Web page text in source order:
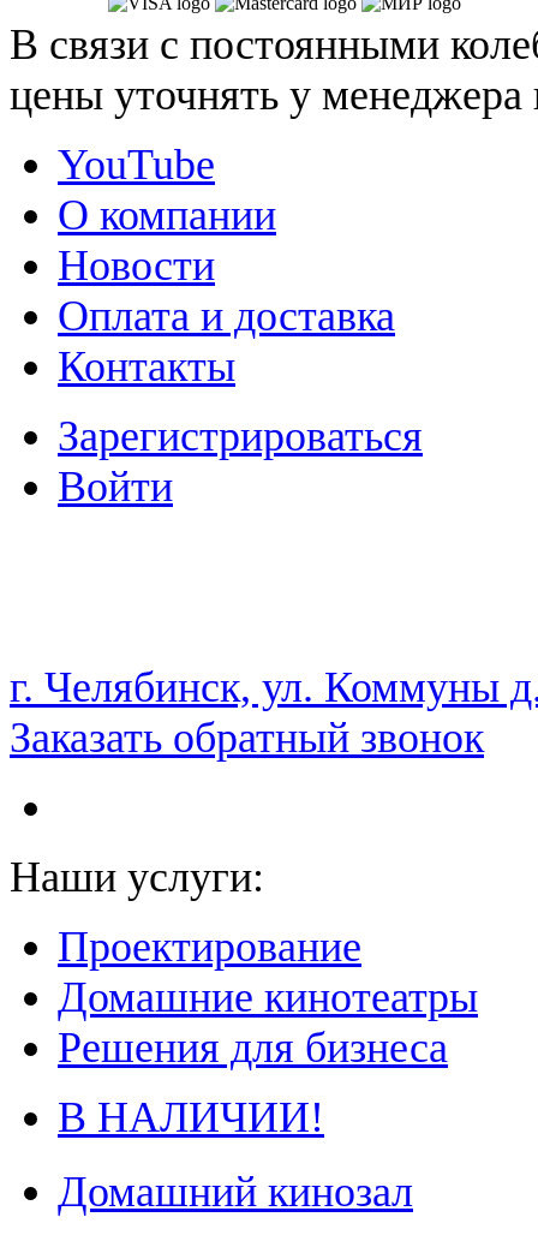
В связи с постоянными
цены уточнять у
YouTube
О компании
Новости
Оплата и доставка
Контакты
Зарегистрироваться
Войти
НАМ ДОВЕРЯЮТ С 2003 ГОДА
г. Челябинск, ул. Коммуны
Заказать обратный звонок
Наши услуги:
Проектирование
Домашние кинотеатры
Решения для бизнеса
В НАЛИЧИИ!
Домашний кинозал